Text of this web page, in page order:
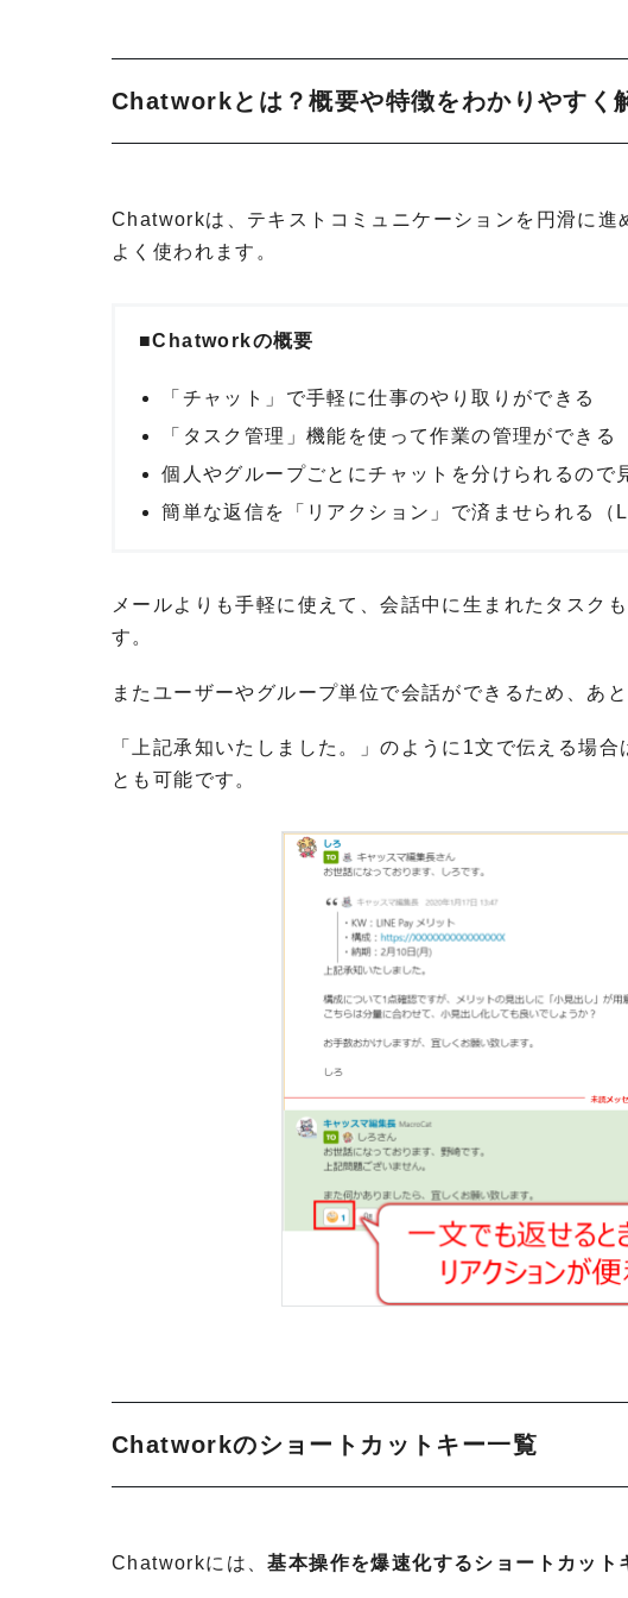
Chatworkとは？概要や特徴をわかりやすく
Chatworkは、テキストコミュニケーションを円滑に
よく使われます。
■Chatworkの概要
「チャット」で手軽に仕事のやり取りができる
「タスク管理」機能を使って作業の管理ができる
個人やグループごとにチャットを分けられるので
簡単な返信を「リアクション」で済ませられる（
メールよりも手軽に使えて、会話中に生まれたタスク
す。
またユーザーやグループ単位で会話ができるため、あ
「上記承知いたしました。」のように1文で伝える場
とも可能です。
Chatworkのショートカットキー一覧
Chatworkには、基本操作を爆速化するショートカット